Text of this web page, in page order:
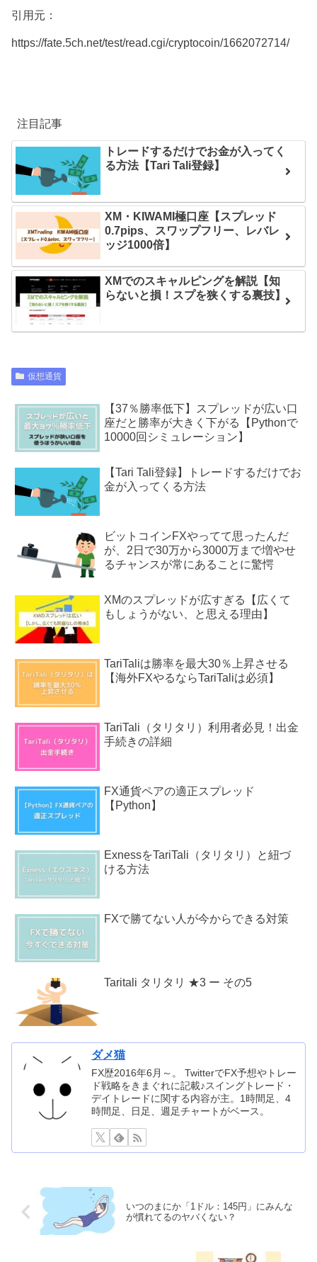
引用元：
https://fate.5ch.net/test/read.cgi/cryptocoin/1662072714/
注目記事
トレードするだけでお金が入ってく
る方法【Tari Tali登録】
XM・KIWAMI極口座【スプレッド
0.7pips、スワップフリー、レバレ
ッジ1000倍】
XMでのスキャルピングを解説【知
らないと損！スプを狭くする裏技】
仮想通貨
【37％勝率低下】スプレッドが広い口
座だと勝率が大きく下がる【Pythonで
10000回シミュレーション】
【Tari Tali登録】トレードするだけでお
金が入ってくる方法
ビットコインFXやってて思ったんだ
が、2日で30万から3000万まで増やせ
るチャンスが常にあることに驚愕
XMのスプレッドが広すぎる【広くて
もしょうがない、と思える理由】
TariTaliは勝率を最大30％上昇させる
【海外FXやるならTariTaliは必須】
TariTali（タリタリ）利用者必見！出金
手続きの詳細
FX通貨ペアの適正スプレッド
【Python】
ExnessをTariTali（タリタリ）と紐づ
ける方法
FXで勝てない人が今からできる対策
Taritali タリタリ ★3 ー その5
ダメ猫
FX歴2016年6月～。 TwitterでFX予想やトレー
ド戦略をきまぐれに記載♪スイングトレード・
デイトレードに関する内容が主。1時間足、4
時間足、日足、週足チャートがベース。
いつのまにか「1ドル：145円」にみんな
が慣れてるのヤバくない？